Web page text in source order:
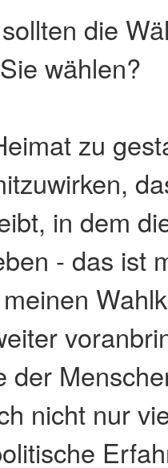
die
wählen?
zu
in dem
- das ist
der
nicht nur